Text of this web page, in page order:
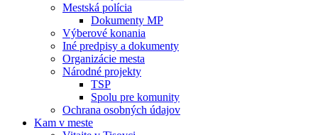
Mestská polícia
Dokumenty MP
Výberové konania
Iné predpisy a dokumenty
Organizácie mesta
Národné projekty
TSP
Spolu pre komunity
Ochrana osobných údajov
Kam v meste